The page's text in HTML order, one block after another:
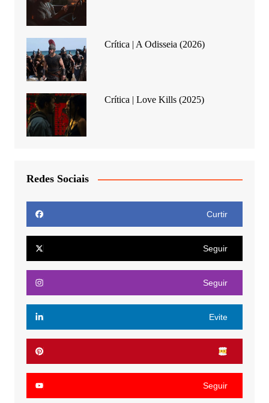
Crítica | A Odisseia (2026)
Crítica | Love Kills (2025)
Redes Sociais
Curtir
Seguir
Seguir
Evite
Seguir